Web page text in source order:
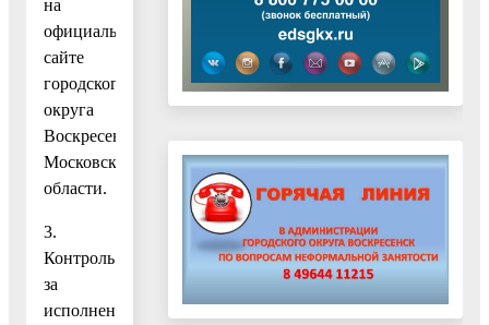
на
официальном
сайте
городского
округа
Воскресенск
Московской
области.
3.
Контроль
за
исполнением